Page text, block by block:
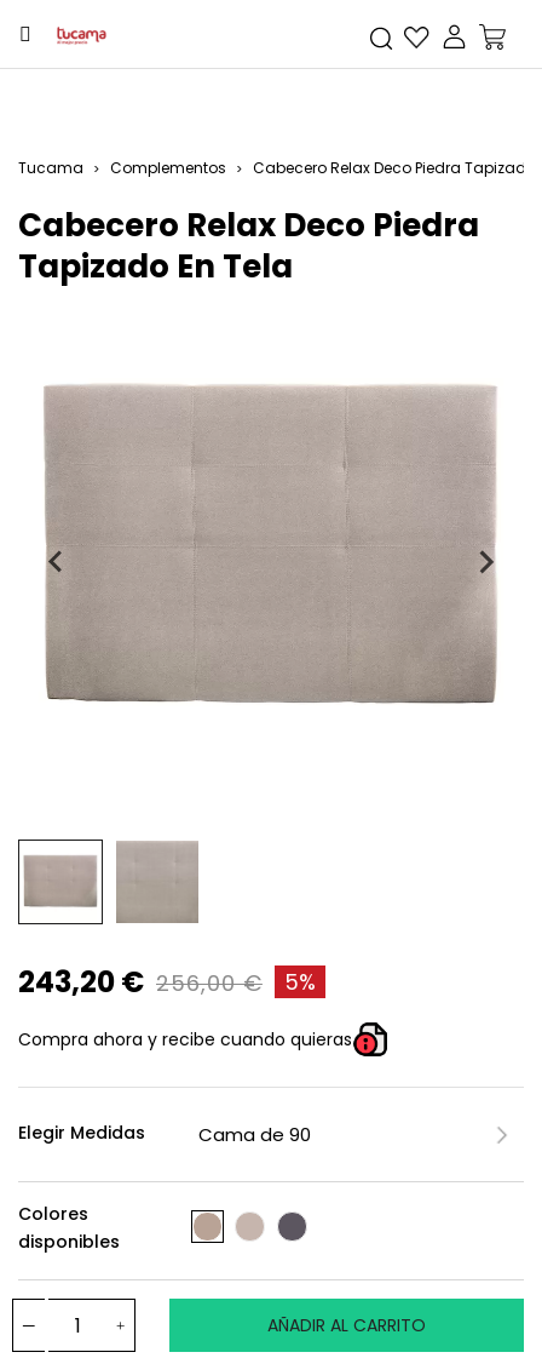
Tucama Complementos Cabecero Relax Deco Piedra Tapizado
Cabecero Relax Deco Piedra
Tapizado En Tela
243,20 € 256,00 € 5%
Compra ahora y recibe cuando quieras
Elegir Medidas
Colores
disponibles
AÑADIR AL CARRITO